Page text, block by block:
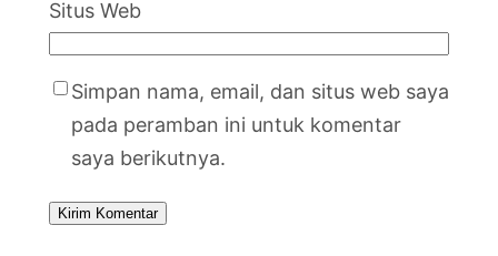
Situs Web
Simpan nama, email, dan situs web saya
pada peramban ini untuk komentar
saya berikutnya.